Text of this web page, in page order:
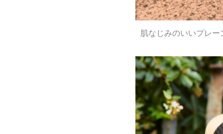
肌なじみのいいプレ